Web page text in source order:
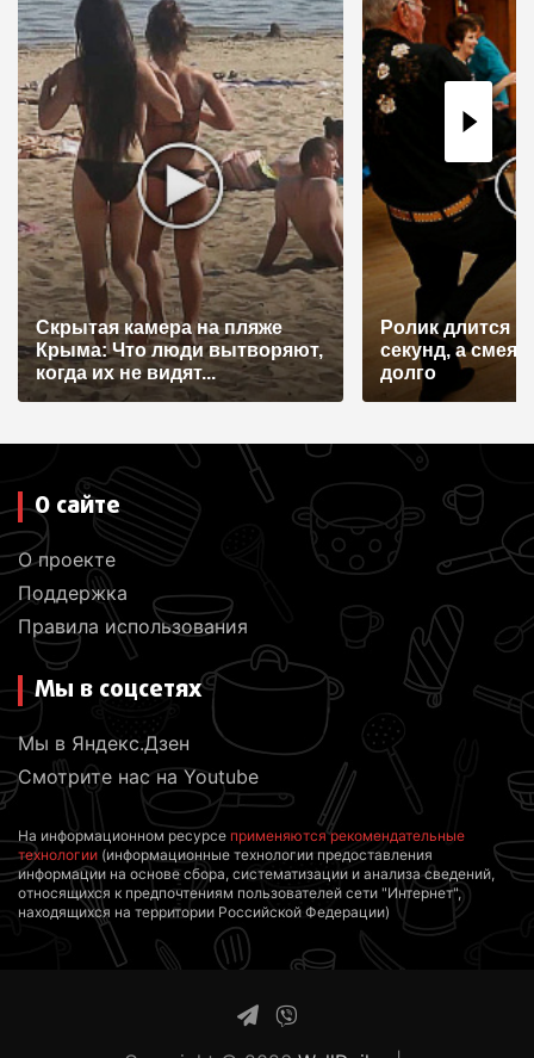
Скрытая камера на пляже
Крыма: Что люди вытворяют,
когда их не видят...
Ролик длится
секунд, а
долго
О сайте
О проекте
Поддержка
Правила использования
Мы в соцсетях
Мы в Яндекс.Дзен
Смотрите нас на Youtube
На информационном ресурсе применяются рекомендательные
технологии (информационные технологии предоставления
информации на основе сбора, систематизации и анализа сведений,
относящихся к предпочтениям пользователей сети "Интернет",
находящихся на территории Российской Федерации)